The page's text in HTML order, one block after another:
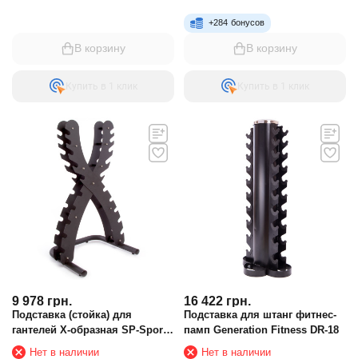
В корзину
Купить в 1 клик
+284 бонусов
В корзину
Купить в 1 клик
9 978 грн.
Подставка (стойка) для
гантелей Х-образная SP-Sport
SC-80061
Нет в наличии
16 422 грн.
Подставка для штанг фитнес-
памп Generation Fitness DR-18
Нет в наличии